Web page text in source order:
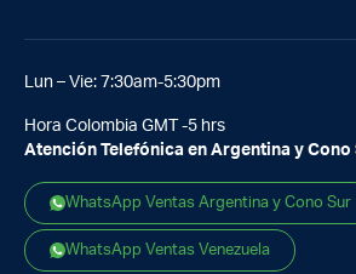
Lun – Vie: 7:30am-5:30pm
Hora Colombia GMT -5 hrs
Atención Telefónica en Argentina y Cono
WhatsApp Ventas Argentina y Cono Sur
WhatsApp Ventas Venezuela